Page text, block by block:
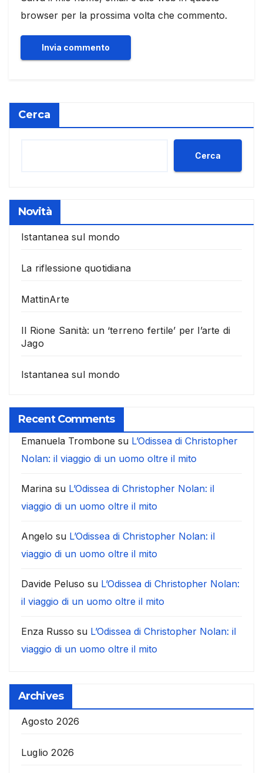
browser per la prossima volta che commento.
Cerca
Cerca
Novità
Istantanea sul mondo
La riflessione quotidiana
MattinArte
Il Rione Sanità: un ‘terreno fertile’ per l’arte di
Jago
Istantanea sul mondo
Recent Comments
Emanuela Trombone su L’Odissea di Christopher
Nolan: il viaggio di un uomo oltre il mito
Marina su L’Odissea di Christopher Nolan: il
viaggio di un uomo oltre il mito
Angelo su L’Odissea di Christopher Nolan: il
viaggio di un uomo oltre il mito
Davide Peluso su L’Odissea di Christopher Nolan:
il viaggio di un uomo oltre il mito
Enza Russo su L’Odissea di Christopher Nolan: il
viaggio di un uomo oltre il mito
Archives
Agosto 2026
Luglio 2026